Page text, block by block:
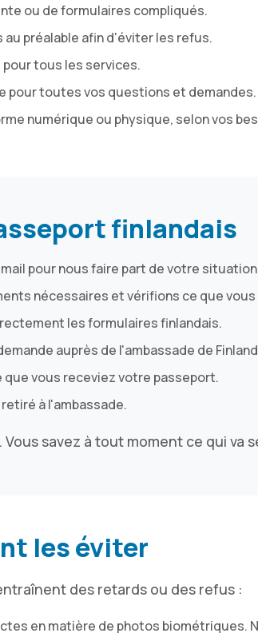
ou de formulaires compliqués.
préalable afin d'éviter les refus.
pour tous les services.
pour toutes vos questions et demandes.
numérique ou physique, selon vos
finlandais
pour nous faire part de votre
nécessaires et vérifions ce que vous
les formulaires finlandais.
auprès de l'ambassade de
vous receviez votre passeport.
à l'ambassade.
. Vous savez à tout moment ce qui va
les éviter
des retards ou des refus :
en matière de photos biométriques.